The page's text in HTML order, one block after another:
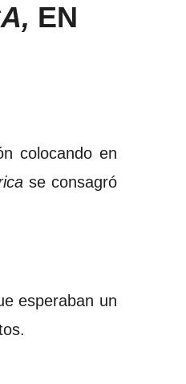
EN
colocando en
se consagró
esperaban un